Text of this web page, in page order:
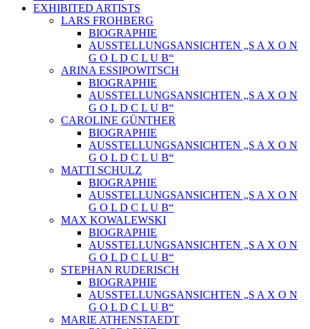
EXHIBITED ARTISTS
LARS FROHBERG
BIOGRAPHIE
AUSSTELLUNGSANSICHTEN „S A X O N
G O L D C L U B“
ARINA ESSIPOWITSCH
BIOGRAPHIE
AUSSTELLUNGSANSICHTEN „S A X O N
G O L D C L U B“
CAROLINE GÜNTHER
BIOGRAPHIE
AUSSTELLUNGSANSICHTEN „S A X O N
G O L D C L U B“
MATTI SCHULZ
BIOGRAPHIE
AUSSTELLUNGSANSICHTEN „S A X O N
G O L D C L U B“
MAX KOWALEWSKI
BIOGRAPHIE
AUSSTELLUNGSANSICHTEN „S A X O N
G O L D C L U B“
STEPHAN RUDERISCH
BIOGRAPHIE
AUSSTELLUNGSANSICHTEN „S A X O N
G O L D C L U B“
MARIE ATHENSTAEDT